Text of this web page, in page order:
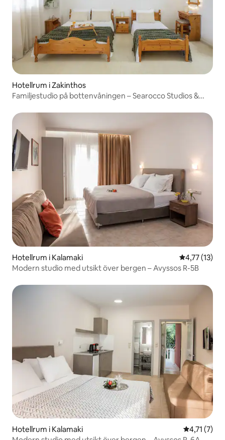
Hotellrum i Zakinthos
Familjestudio på bottenvåningen – Searocco Studios &
Hotellrum i Kalamaki 4,77 av 5 i
4,77 (13)
Modern studio med utsikt över bergen – Avyssos R-5B
Hotellrum i Kalamaki 4,71 av 5 i
4,71 (7)